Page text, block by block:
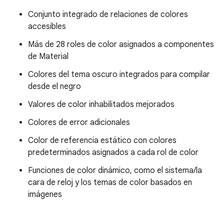
Conjunto integrado de relaciones de colores
accesibles
Más de 28 roles de color asignados a componentes
de Material
Colores del tema oscuro integrados para compilar
desde el negro
Valores de color inhabilitados mejorados
Colores de error adicionales
Color de referencia estático con colores
predeterminados asignados a cada rol de color
Funciones de color dinámico, como el sistema/la
cara de reloj y los temas de color basados en
imágenes